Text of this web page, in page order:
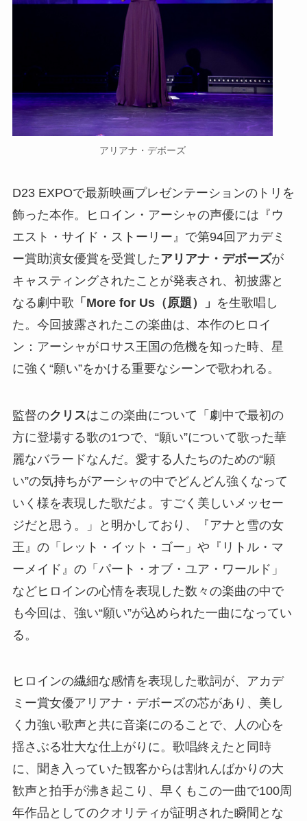
アリアナ・デボーズ
D23 EXPOで最新映画プレゼンテーションのトリを
飾った本作。ヒロイン・アーシャの声優には『ウ
エスト・サイド・ストーリー』で第94回アカデミ
ー賞助演女優賞を受賞したアリアナ・デボーズが
キャスティングされたことが発表され、初披露と
なる劇中歌 「More for Us（原題）」 を生歌唱し
た。今回披露されたこの楽曲は、本作のヒロイ
ン：アーシャがロサス王国の危機を知った時、星
に強く“願い”をかける重要なシーンで歌われる。
監督のクリスはこの楽曲について「劇中で最初の
方に登場する歌の1つで、“願い”について歌った華
麗なバラードなんだ。愛する人たちのための“願
い”の気持ちがアーシャの中でどんどん強くなって
いく様を表現した歌だよ。すごく美しいメッセー
ジだと思う。」と明かしており、『アナと雪の女
王』の「レット・イット・ゴー」や『リトル・マ
ーメイド』の「パート・オブ・ユア・ワールド」
などヒロインの心情を表現した数々の楽曲の中で
も今回は、強い“願い”が込められた一曲になってい
る。
ヒロインの繊細な感情を表現した歌詞が、アカデ
ミー賞女優アリアナ・デボーズの芯があり、美し
く力強い歌声と共に音楽にのることで、人の心を
揺さぶる壮大な仕上がりに。歌唱終えたと同時
に、聞き入っていた観客からは割れんばかりの大
歓声と拍手が沸き起こり、早くもこの一曲で100周
年作品としてのクオリティが証明された瞬間とな